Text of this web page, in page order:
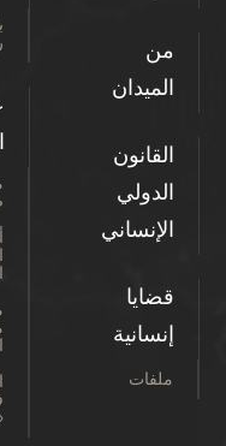
من
الميدان
القانون
الدولي
الإنساني
قضايا
إنسانية
ملفات